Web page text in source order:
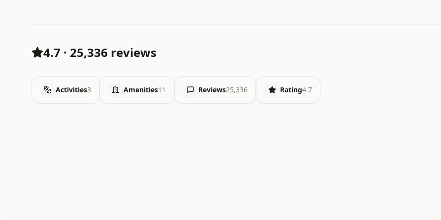
4.7 · 25,336 reviews
Activities3 Amenities11 Reviews25,336 Rating4.7